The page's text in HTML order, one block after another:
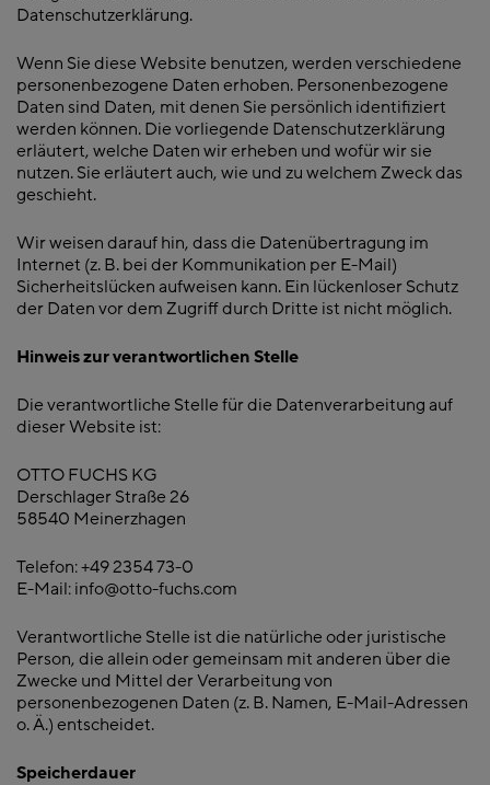
Datenschutzerklärung.
Wenn Sie diese Website benutzen, werden verschiedene
personenbezogene Daten erhoben. Personenbezogene
Daten sind Daten, mit denen Sie persönlich identifiziert
werden können. Die vorliegende Datenschutzerklärung
erläutert, welche Daten wir erheben und wofür wir sie
nutzen. Sie erläutert auch, wie und zu welchem Zweck das
geschieht.
Wir weisen darauf hin, dass die Datenübertragung im
Internet (z. B. bei der Kommunikation per E-Mail)
Sicherheitslücken aufweisen kann. Ein lückenloser Schutz
der Daten vor dem Zugriff durch Dritte ist nicht möglich.
Hinweis zur verantwortlichen Stelle
Die verantwortliche Stelle für die Datenverarbeitung auf
dieser Website ist:
OTTO FUCHS KG
Derschlager Straße 26
58540 Meinerzhagen
Telefon: +49 2354 73-0
E-Mail: info@otto-fuchs.com
Verantwortliche Stelle ist die natürliche oder juristische
Person, die allein oder gemeinsam mit anderen über die
Zwecke und Mittel der Verarbeitung von
personenbezogenen Daten (z. B. Namen, E-Mail-Adressen
o. Ä.) entscheidet.
Speicherdauer